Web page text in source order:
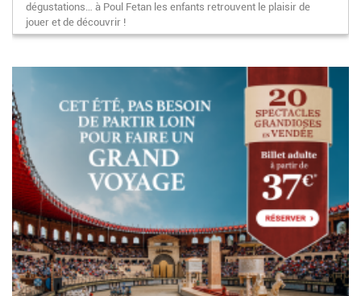
dégustations… à Poul Fetan les enfants retrouvent le plaisir de
jouer et de découvrir !